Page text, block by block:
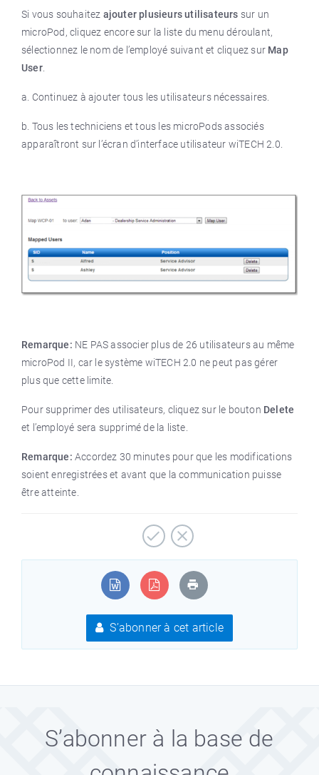
Si vous souhaitez ajouter plusieurs utilisateurs sur un
microPod, cliquez encore sur la liste du menu déroulant,
sélectionnez le nom de l’employé suivant et cliquez sur Map
User.
a. Continuez à ajouter tous les utilisateurs nécessaires.
b. Tous les techniciens et tous les microPods associés
apparaîtront sur l’écran d’interface utilisateur wiTECH 2.0.
Remarque: NE PAS associer plus de 26 utilisateurs au même
microPod II, car le système wiTECH 2.0 ne peut pas gérer
plus que cette limite.
Pour supprimer des utilisateurs, cliquez sur le bouton Delete
et l’employé sera supprimé de la liste.
Remarque: Accordez 30 minutes pour que les modifications
soient enregistrées et avant que la communication puisse
être atteinte.
S’abonner à cet article
S’abonner à la base de